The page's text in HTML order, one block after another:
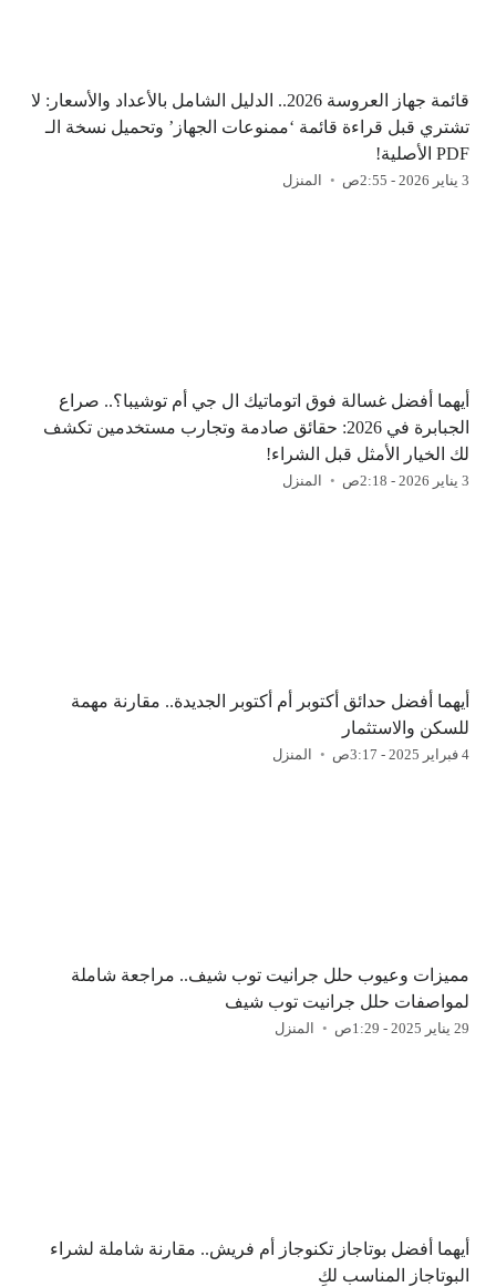
قائمة جهاز العروسة 2026.. الدليل الشامل بالأعداد والأسعار: لا
تشتري قبل قراءة قائمة ‘ممنوعات الجهاز’ وتحميل نسخة الـ
PDF الأصلية!
3 يناير 2026 - 2:55ص المنزل
أيهما أفضل غسالة فوق اتوماتيك ال جي أم توشيبا؟.. صراع
الجبابرة في 2026: حقائق صادمة وتجارب مستخدمين تكشف
لك الخيار الأمثل قبل الشراء!
3 يناير 2026 - 2:18ص المنزل
أيهما أفضل حدائق أكتوبر أم أكتوبر الجديدة.. مقارنة مهمة
للسكن والاستثمار
4 فبراير 2025 - 3:17ص المنزل
مميزات وعيوب حلل جرانيت توب شيف.. مراجعة شاملة
لمواصفات حلل جرانيت توب شيف
29 يناير 2025 - 1:29ص المنزل
أيهما أفضل بوتاجاز تكنوجاز أم فريش.. مقارنة شاملة لشراء
البوتاجاز المناسب لكِ